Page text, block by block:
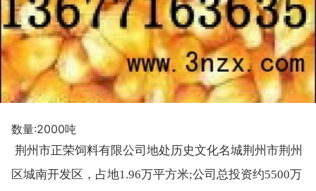
数量:2000吨
荆州市正荣饲料有限公司地处历史文化名城荆州市荆州
区城南开发区，占地1.96万平方米;公司总投资约5500万